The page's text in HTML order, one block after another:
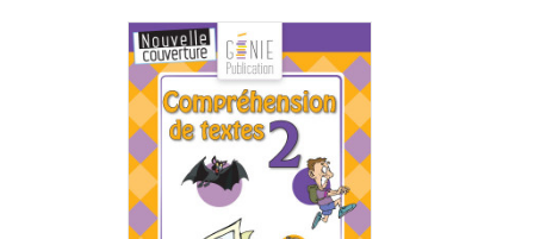
Coup de coeur | Jeu d’évasion – Queues de souris et
sucreries
3,99 $- PDF